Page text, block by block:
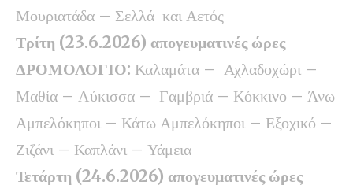
Μουριατάδα – Σελλά και Αετός
Τρίτη (23.6.2026) απογευματινές ώρες
ΔΡΟΜΟΛΟΓΙΟ: Καλαμάτα – Αχλαδοχώρι –
Μαθία – Λύκισσα – Γαμβριά – Κόκκινο – Άνω
Αμπελόκηποι – Κάτω Αμπελόκηποι – Εξοχικό –
Ζιζάνι – Καπλάνι – Υάμεια
Τετάρτη (24.6.2026) απογευματινές ώρες